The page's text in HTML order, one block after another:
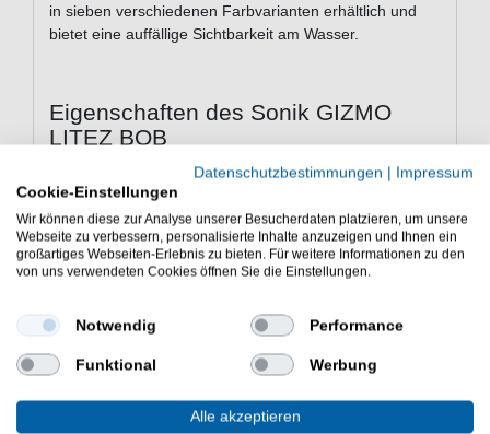
in sieben verschiedenen Farbvarianten erhältlich und
bietet eine auffällige Sichtbarkeit am Wasser.
Eigenschaften des Sonik GIZMO
LITEZ BOB
Sonik Bissanzeiger zum Ansitzangeln
Gizmo Swingbob kann als Hanger und Schwinger
verwendet werden
Lieferung mit Opti-Curve-Kette und Swing-Arm
Grip Clip kann auf gleitende oder fixierte Schnur
Zentraler Isotopenschlitz
Lieferung mit zwei Zusatzgewichten
Neu konstruiete Aufnahme sorgt für gerade
Ausrichtung
Lieferumfang: Ein Bissanzeiger in gewählter
Datenschutzbestimmungen | Impressum
Cookie-Einstellungen
Wir können diese zur Analyse unserer Besucherdaten platzieren, um unsere
Webseite zu verbessern, personalisierte Inhalte anzuzeigen und Ihnen ein
großartiges Webseiten-Erlebnis zu bieten. Für weitere Informationen zu den
von uns verwendeten Cookies öffnen Sie die Einstellungen.
Notwendig Performance
Funktional Werbung
Alle akzeptieren